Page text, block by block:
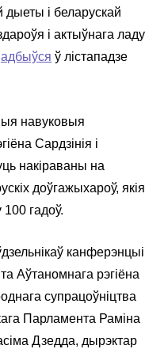
дыеты і беларускай
і актыўнага ладу
адбыўся ў лістападзе
навуковыя
Сардзінія і
накіраваны на
доўгажыхароў, якія
гадоў.
канферэнцыі
Аўтаномнага рэгіёна
супрацоўніцтва
Парламента Раміна
Дзедда, дырэктар